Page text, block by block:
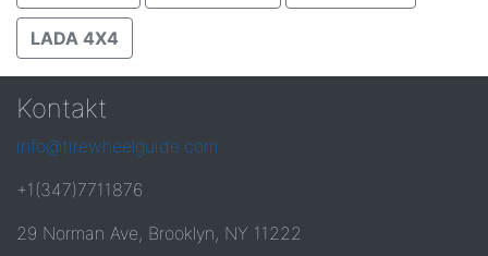
LADA 4X4
Kontakt
info@tirewheelguide.com
+1(347)7711876
29 Norman Ave, Brooklyn, NY 11222